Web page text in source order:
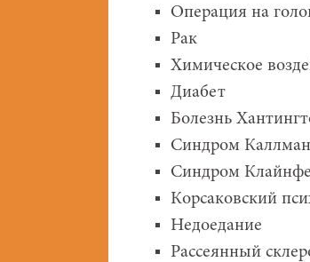
Операция на
Рак
Химическое
Диабет
Болезнь
Синдром
Синдром
Корсаковский
Недоедание
Рассеянный